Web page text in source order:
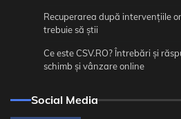
Recuperarea după intervențiile
trebuie să știi
Ce este CSV.RO? Întrebări și
schimb și vânzare online
Social Media